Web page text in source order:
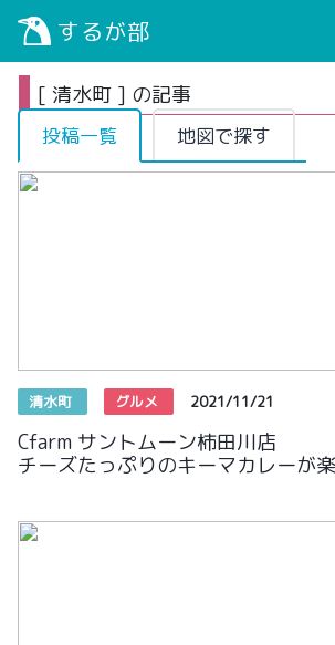
するが部
[ 清水町 ] の記事
投稿一覧 地図で探す
清水町 グルメ 2021/11/21
Cfarm サントムーン柿田川店
チーズたっぷりのキーマカレーが